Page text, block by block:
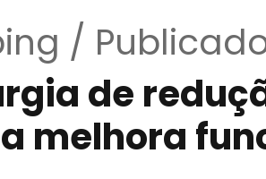
/
de
melhora